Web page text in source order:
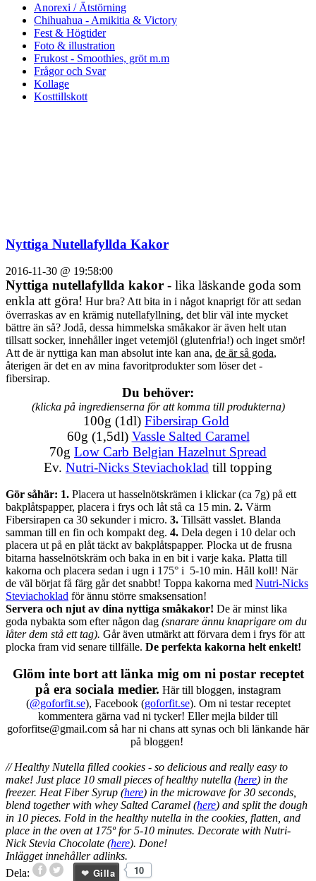
Anorexi / Ätstörning
Chihuahua - Amikitia & Victory
Fest & Högtider
Foto & illustration
Frukost - Smoothies, gröt m.m
Frågor och Svar
Kollage
Kosttillskott
Nyttiga Nutellafyllda Kakor
2016-11-30 @ 19:58:00
Nyttiga nutellafyllda kakor - lika läskande goda som
enkla att göra! Hur bra? Att bita in i något knaprigt för att sedan
överraskas av en krämig nutellafyllning, det blir väl inte mycket
bättre än så? Jodå, dessa himmelska småkakor är även helt utan
tillsatt socker, innehåller inget vetemjöl (glutenfria!) och inget smör!
Att de är nyttiga kan man absolut inte kan ana, de är så goda,
återigen är det en av mina favoritprodukter som löser det -
fibersirap.
Du behöver:
(klicka på ingredienserna för att komma till produkterna)
100g (1dl) Fibersirap Gold
60g (1,5dl) Vassle Salted Caramel
70g Low Carb Belgian Hazelnut Spread
Ev. Nutri-Nicks Steviachoklad till topping
Gör såhär: 1. Placera ut hasselnötskrämen i klickar (ca 7g) på ett
bakplåtspapper, placera i frys och låt stå ca 15 min. 2. Värm
Fibersirapen ca 30 sekunder i micro. 3. Tillsätt vasslet. Blanda
samman till en fin och kompakt deg. 4. Dela degen i 10 delar och
placera ut på en plåt täckt av bakplåtspapper. Plocka ut de frusna
bitarna hasselnötskräm och baka in en bit i varje kaka. Platta till
kakorna och placera sedan i ugn i 175° i 5-10 min. Håll koll! När
de väl börjat få färg går det snabbt! Toppa kakorna med Nutri-Nicks
Steviachoklad för ännu större smaksensation!
Servera och njut av dina nyttiga småkakor! De är minst lika
goda nybakta som efter någon dag (snarare ännu knaprigare om du
låter dem stå ett tag). Går även utmärkt att förvara dem i frys för att
plocka fram vid senare tillfälle. De perfekta kakorna helt enkelt!
Glöm inte bort att länka mig om ni postar receptet
på era sociala medier. Här till bloggen, instagram
(@goforfit.se), Facebook (goforfit.se). Om ni testar receptet
kommentera gärna vad ni tycker! Eller mejla bilder till
goforfitse@gmail.com så har ni chans att synas och bli länkande här
på bloggen!
// Healthy Nutella filled cookies - so delicious and really easy to
make! Just place 10 small pieces of healthy nutella (here) in the
freezer. Heat Fiber Syrup (here) in the microwave for 30 seconds,
blend together with whey Salted Caramel (here) and split the dough
in 10 pieces. Fold in the healthy nutella in the cookies, flatten, and
place in the oven at 175º for 5-10 minutes. Decorate with Nutri-
Nick Stevia Chocolate (here). Done!
Inlägget innehåller adlinks.
Dela:
10
Gilla